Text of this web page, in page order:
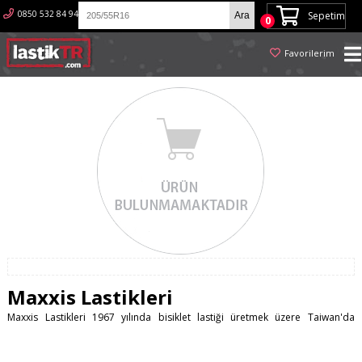
Sepetim
0
Favorilerim
0850 532 84 94
Maxxis Lastikleri
Maxxis Lastikleri 1967 yılında bisiklet lastiği üretmek üzere Taiwan'da